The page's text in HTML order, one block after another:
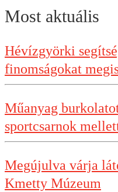
Most aktuális
Hévízgyörki
finomságokat
Műanyag
sportcsarnok
Megújulva várja
Kmetty Múzeum